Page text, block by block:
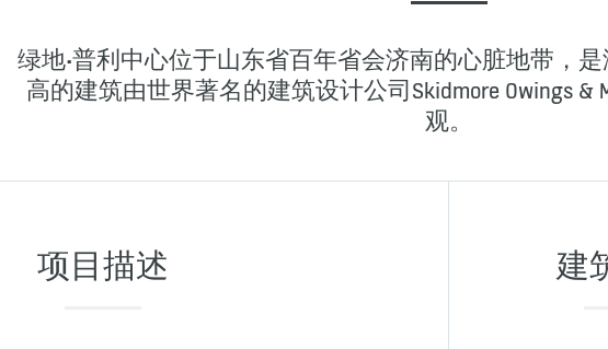
绿地•普利中心位于山东省百年省会济南的心脏地带，
高的建筑由世界著名的建筑设计公司Skidmore Owings
观。
项目描述 建